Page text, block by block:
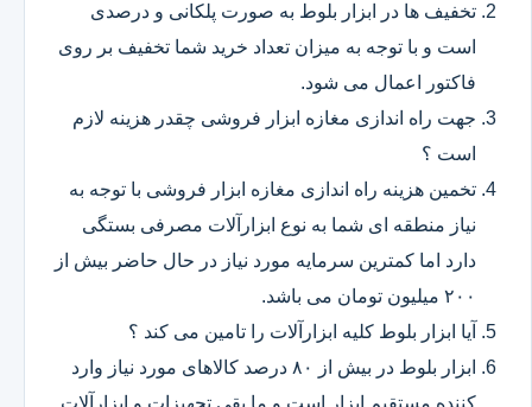
تخفیف ها در ابزار بلوط به صورت پلکانی و درصدی
است و با توجه به میزان تعداد خرید شما تخفیف بر روی
فاکتور اعمال می شود.
جهت راه اندازی مغازه ابزار فروشی چقدر هزینه لازم
است ؟
تخمین هزینه راه اندازی مغازه ابزار فروشی با توجه به
نیاز منطقه ای شما به نوع ابزارآلات مصرفی بستگی
دارد اما کمترین سرمایه مورد نیاز در حال حاضر بیش از
۲۰۰ میلیون تومان می باشد.
آیا ابزار بلوط کلیه ابزارآلات را تامین می کند ؟
ابزار بلوط در بیش از ۸۰ درصد کالاهای مورد نیاز وارد